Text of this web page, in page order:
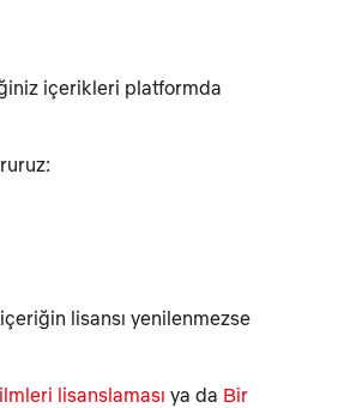
içerikleri platformda
lisansı yenilenmezse
lisanslaması ya da Bir